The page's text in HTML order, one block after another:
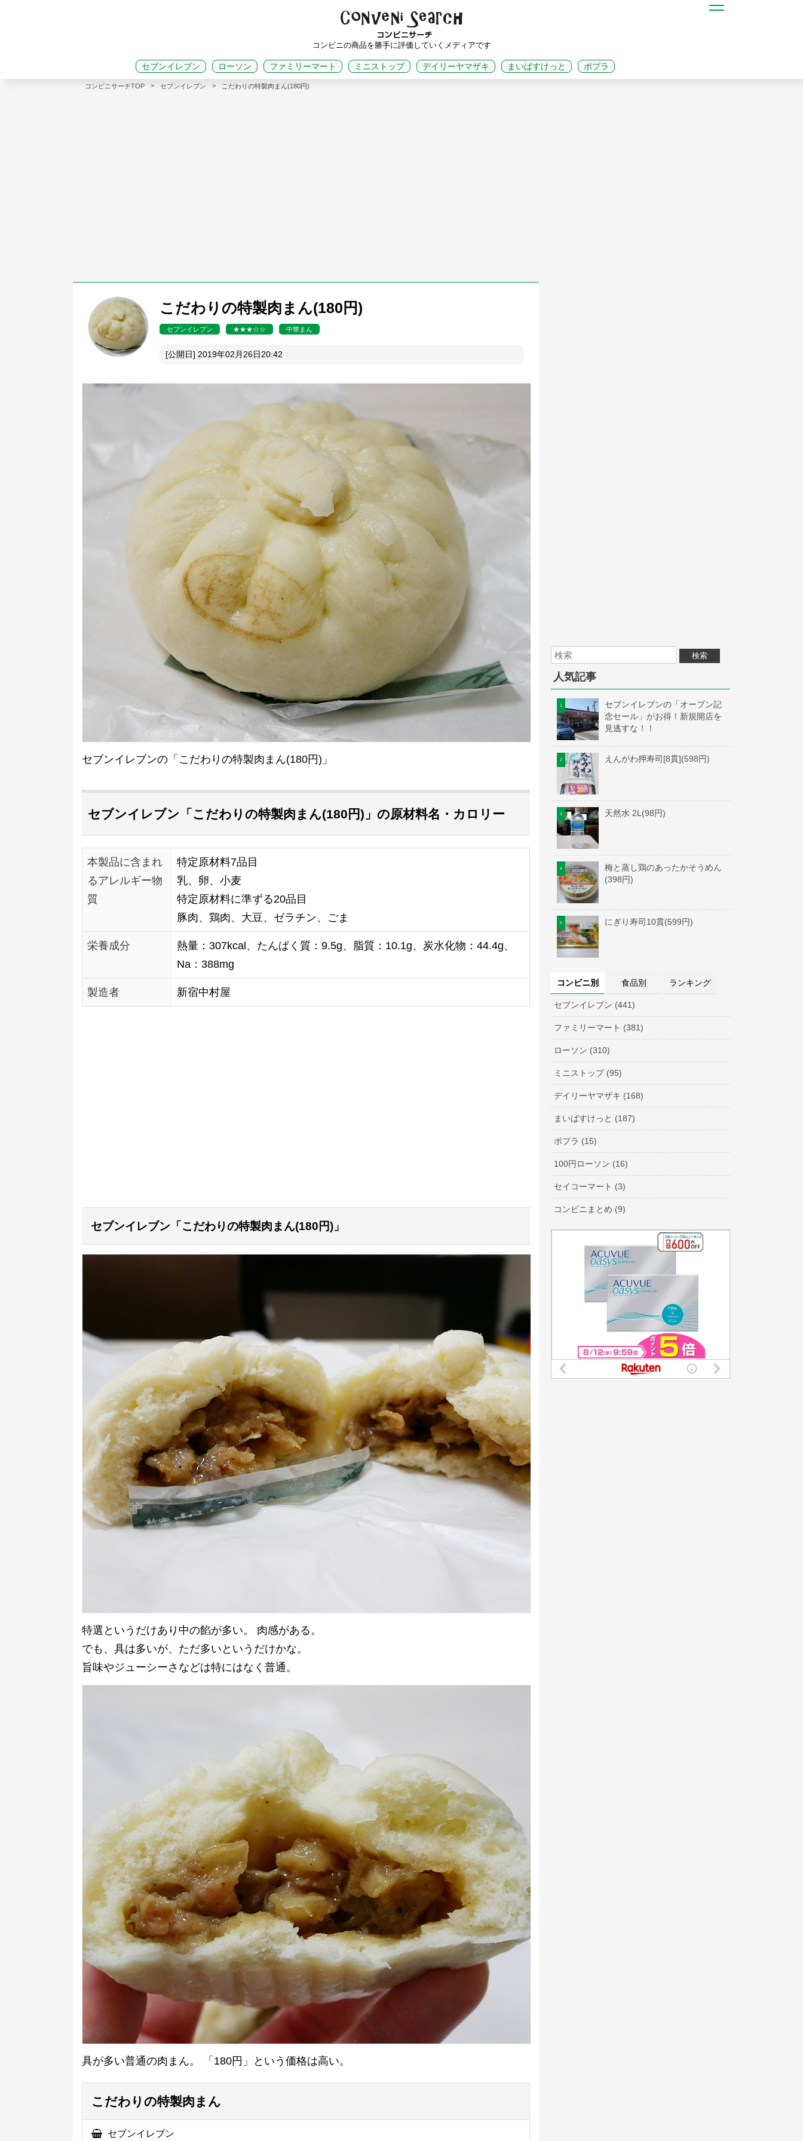
コンビニの商品を勝手に評価していくメディアです
セブンイレブン ローソン ファミリーマート ミニストップ デイリーヤマザキ まいばすけっと ポプラ
コンビニサーチTOP > セブンイレブン > こだわりの特製肉まん(180円)
こだわりの特製肉まん(180円)
セブンイレブン ★★★☆☆ 中華まん
[公開日] 2019年02月26日20:42
セブンイレブンの「こだわりの特製肉まん(180円)」
セブンイレブン「こだわりの特製肉まん(180円)」の原材料名・カロリー
本製品に含まれ
るアレルギー物
質
特定原材料7品目
乳、卵、小麦
特定原材料に準ずる20品目
豚肉、鶏肉、大豆、ゼラチン、ごま
栄養成分
熱量：307kcal、たんぱく質：9.5g、脂質：10.1g、炭水化物：44.4g、
Na：388mg
製造者 新宿中村屋
セブンイレブン「こだわりの特製肉まん(180円)」
特選というだけあり中の餡が多い。 肉感がある。
でも、具は多いが、ただ多いというだけかな。
旨味やジューシーさなどは特にはなく普通。
具が多い普通の肉まん。 「180円」という価格は高い。
こだわりの特製肉まん
セブンイレブン
人気記事
セブンイレブンの「オープン記
念セール」がお得！新規開店を
見逃すな！！
えんがわ押寿司[8貫](598円)
天然水 2L(98円)
梅と蒸し鶏のあったかそうめん
(398円)
にぎり寿司10貫(599円)
コンビニ別 食品別 ランキング
セブンイレブン (441)
ファミリーマート (381)
ローソン (310)
ミニストップ (95)
デイリーヤマザキ (168)
まいばすけっと (187)
ポプラ (15)
100円ローソン (16)
セイコーマート (3)
コンビニまとめ (9)